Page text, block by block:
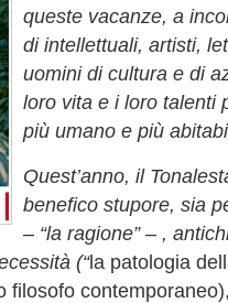
queste vacanze, a
di intellettuali, artisti,
uomini di cultura e di
loro vita e i loro talenti
più umano e più
Quest’anno, il
benefico stupore, sia
– “la ragione” – ,
(“la patologia
filosofo